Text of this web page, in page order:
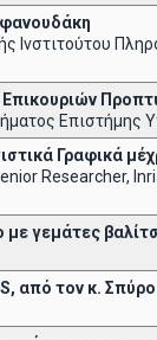
Ινστιτούτου
Επικουριών
Επιστήμης
Γραφικά
Researcher,
με γεμάτες
, από τον κ.